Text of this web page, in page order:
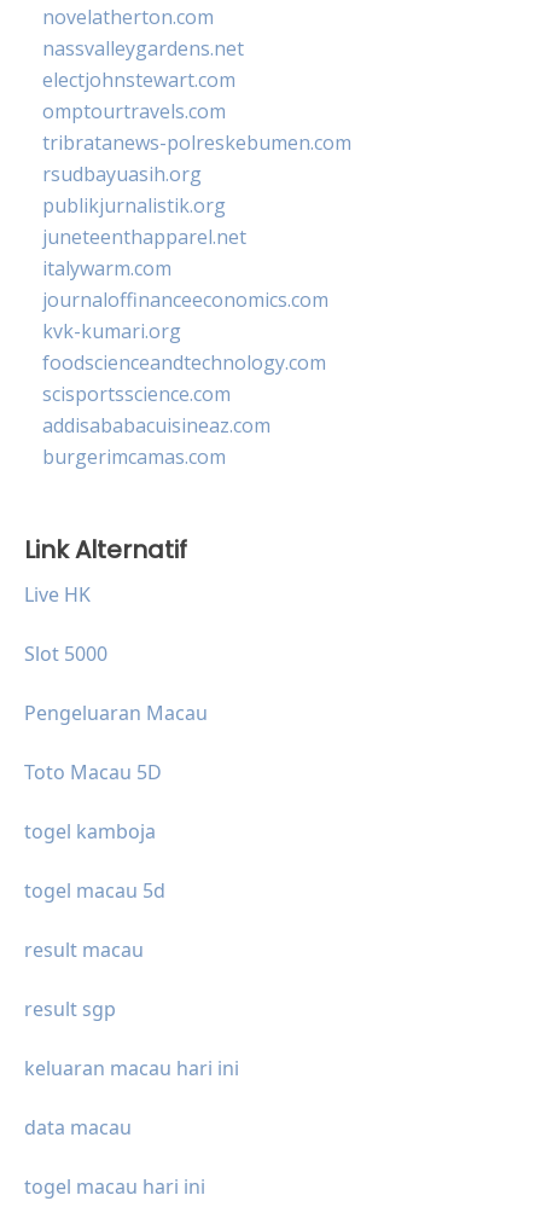
novelatherton.com
nassvalleygardens.net
electjohnstewart.com
omptourtravels.com
tribratanews-polreskebumen.com
rsudbayuasih.org
publikjurnalistik.org
juneteenthapparel.net
italywarm.com
journaloffinanceeconomics.com
kvk-kumari.org
foodscienceandtechnology.com
scisportsscience.com
addisababacuisineaz.com
burgerimcamas.com
Link Alternatif
Live HK
Slot 5000
Pengeluaran Macau
Toto Macau 5D
togel kamboja
togel macau 5d
result macau
result sgp
keluaran macau hari ini
data macau
togel macau hari ini